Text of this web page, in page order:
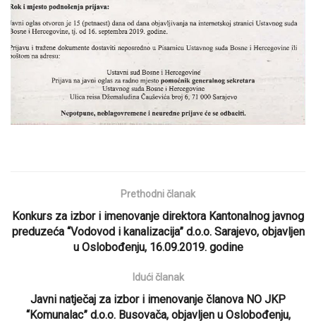
Prethodni članak
Konkurs za izbor i imenovanje direktora Kantonalnog javnog
preduzeća “Vodovod i kanalizacija” d.o.o. Sarajevo, objavljen
u Oslobođenju, 16.09.2019. godine
Idući članak
Javni natječaj za izbor i imenovanje članova NO JKP
“Komunalac” d.o.o. Busovača, objavljen u Oslobođenju,